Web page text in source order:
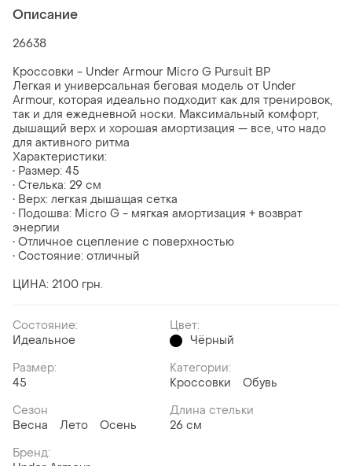
Описание
26638
Кроссовки - Under Armour Micro G Pursuit BP
Легкая и универсальная беговая модель от Under
Armour, которая идеально подходит как для тренировок,
так и для ежедневной носки. Максимальный комфорт,
дышащий верх и хорошая амортизация — все, что надо
для активного ритма
Характеристики:
• Размер: 45
• Стелька: 29 см
• Верх: легкая дышащая сетка
• Подошва: Micro G - мягкая амортизация + возврат
энергии
• Отличное сцепление с поверхностью
• Состояние: отличный
ЦИНА: 2100 грн.
Состояние:
Идеальное
Цвет:
Чёрный
Размер:
45
Категории:
Кроссовки
Обувь
Сезон
Весна
Лето Осень
Длина стельки
26 см
Бренд: